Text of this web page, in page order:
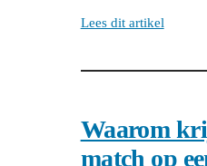
Lees dit artikel
Waarom
match op